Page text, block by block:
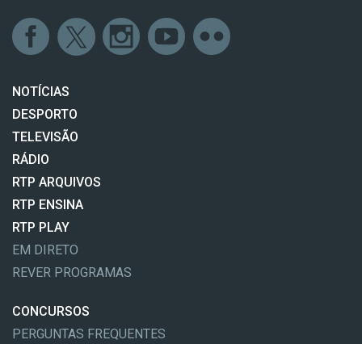
NOTÍCIAS
DESPORTO
TELEVISÃO
RÁDIO
RTP ARQUIVOS
RTP ENSINA
RTP PLAY
EM DIRETO
REVER PROGRAMAS
CONCURSOS
PERGUNTAS FREQUENTES